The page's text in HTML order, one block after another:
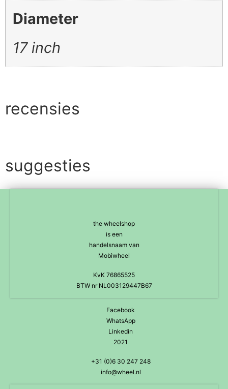
Diameter
17 inch
recensies
suggesties
the wheelshop
is een
handelsnaam van
Mobiwheel
KvK 76865525
BTW nr NL003129447B67
Facebook
WhatsApp
Linkedin
2021
+31 (0)6 30 247 248
info@wheel.nl